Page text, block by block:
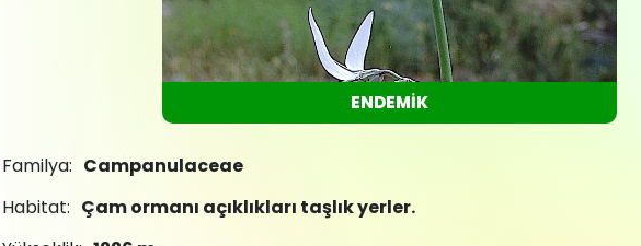
ENDEMİK
Familya: Campanulaceae
Habitat: Çam ormanı açıklıkları taşlık yerler.